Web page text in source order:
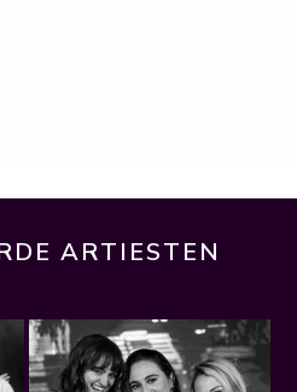
ARTIESTEN